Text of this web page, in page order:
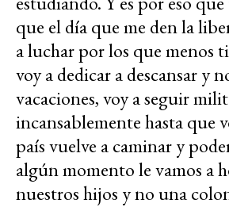
que el día que me den la
a luchar por los que menos
voy a dedicar a descansar y
vacaciones, voy a seguir
incansablemente hasta que
país vuelve a caminar y
algún momento le vamos a
nuestros hijos y no una